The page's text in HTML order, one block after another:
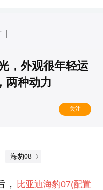
，外观很年轻运
两种动力
关注
海豹08
， 比亚迪海豹07(配置